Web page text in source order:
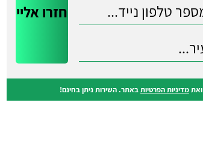
ואתמדיניות הפרטיותבאתר. השירות ניתן בחינם!